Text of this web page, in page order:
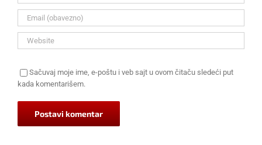
Sačuvaj moje ime, e-poštu i veb sajt u ovom čitaču sledeći put
kada komentarišem.